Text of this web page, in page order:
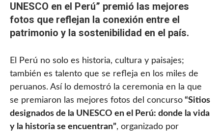
UNESCO en el Perú” premió las mejores
fotos que reflejan la conexión entre el
patrimonio y la sostenibilidad en el país.
El Perú no solo es historia, cultura y paisajes;
también es talento que se refleja en los miles de
peruanos. Así lo demostró la ceremonia en la que
se premiaron las mejores fotos del concurso “Sitios
designados de la UNESCO en el Perú: donde la vida
y la historia se encuentran”, organizado por